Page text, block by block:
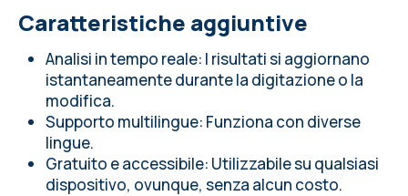
Caratteristiche aggiuntive
Analisi in tempo reale: I risultati si aggiornano
istantaneamente durante la digitazione o la
modifica.
Supporto multilingue: Funziona con diverse
lingue.
Gratuito e accessibile: Utilizzabile su qualsiasi
dispositivo, ovunque, senza alcun costo.